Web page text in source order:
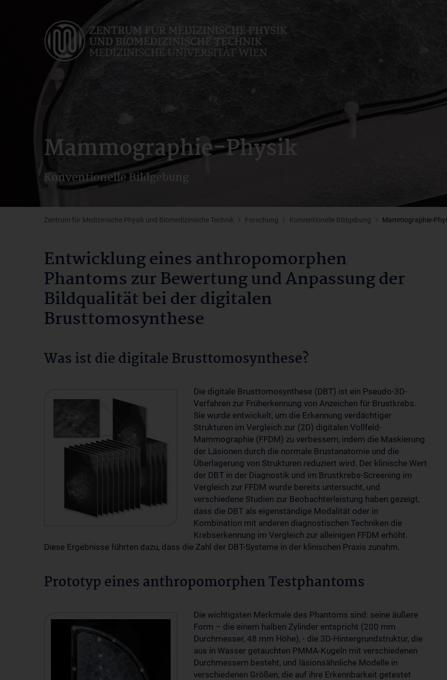
Mammographie-Physik
Konventionelle Bildgebung
Zentrum für Medizinische Physik und Biomedizinische Technik Forschung Konventionelle Bildgebung Mammographie-
Entwicklung eines anthropomorphen
Phantoms zur Bewertung und Anpassung der
Bildqualität bei der digitalen
Brusttomosynthese
Was ist die digitale Brusttomosynthese?
Die digitale Brusttomosynthese (DBT) ist ein Pseudo-3D-
Verfahren zur Früherkennung von Anzeichen für Brustkrebs.
Sie wurde entwickelt, um die Erkennung verdächtiger
Strukturen im Vergleich zur (2D) digitalen Vollfeld-
Mammographie (FFDM) zu verbessern, indem die Maskierung
der Läsionen durch die normale Brustanatomie und die
Überlagerung von Strukturen reduziert wird. Der klinische Wert
der DBT in der Diagnostik und im Brustkrebs-Screening im
Vergleich zur FFDM wurde bereits untersucht, und
verschiedene Studien zur Beobachterleistung haben gezeigt,
dass die DBT als eigenständige Modalität oder in
Kombination mit anderen diagnostischen Techniken die
Krebserkennung im Vergleich zur alleinigen FFDM erhöht.
Diese Ergebnisse führten dazu, dass die Zahl der DBT-Systeme in der klinischen Praxis zunahm.
Prototyp eines anthropomorphen Testphantoms
Die wichtigsten Merkmale des Phantoms sind: seine äußere
Form – die einem halben Zylinder entspricht (200 mm
Durchmesser, 48 mm Höhe), - die 3D-Hintergrundstruktur, die
aus in Wasser getauchten PMMA-Kugeln mit verschiedenen
Durchmessern besteht, und läsionsähnliche Modelle in
verschiedenen Größen, die auf ihre Erkennbarkeit getestet